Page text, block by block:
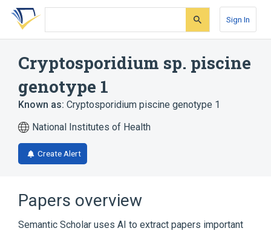
Skip
search
Skip
Skip
account
Sign In
Cryptosporidium sp. piscine
genotype 1
Known as: Cryptosporidium piscine genotype 1
National Institutes of Health
Create Alert
Papers overview
Semantic Scholar uses AI to extract papers important